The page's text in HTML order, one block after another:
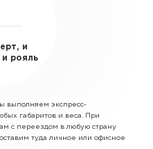
и
и рояль
выполняем экспресс-
габаритов и веса. При
с переездом в любую страну
туда личное или офисное